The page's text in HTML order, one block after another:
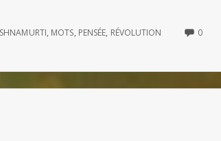
, MOTS, PENSÉE, RÉVOLUTION 0NO